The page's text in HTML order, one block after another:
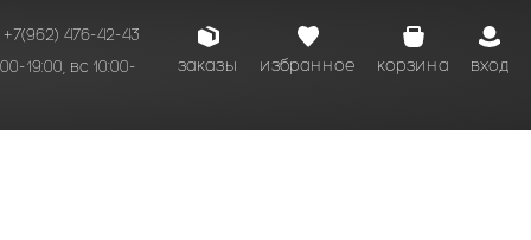
+7(962) 476-42-43
19:00, вс 10:00-
вход
корзина
избранное
заказы